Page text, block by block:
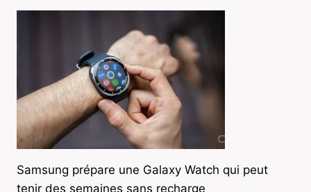
Samsung prépare une Galaxy Watch qui peut
tenir des semaines sans recharge